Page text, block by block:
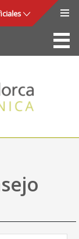
La Sede
de Mallorca
y seguridad
Utilidades
Mapa web
Ayuda